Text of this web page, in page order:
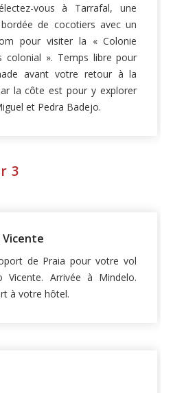
vous à Tarrafal, une
de cocotiers avec un
pour visiter la « Colonie
colonial ». Temps libre pour
avant votre retour à la
la côte est pour y explorer
et Pedra Badejo.
3
Vicente
de Praia pour votre vol
Vicente. Arrivée à Mindelo.
à votre hôtel.